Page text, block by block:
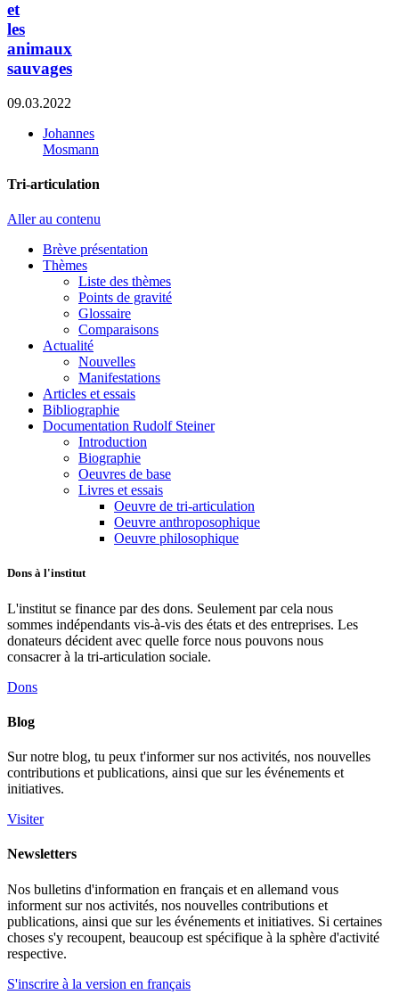
et
les
animaux
sauvages
09.03.2022
Johannes
Mosmann
Tri-articulation
Aller au contenu
Brève présentation
Thèmes
Liste des thèmes
Points de gravité
Glossaire
Comparaisons
Actualité
Nouvelles
Manifestations
Articles et essais
Bibliographie
Documentation Rudolf Steiner
Introduction
Biographie
Oeuvres de base
Livres et essais
Oeuvre de tri-articulation
Oeuvre anthroposophique
Oeuvre philosophique
Dons à l'institut
L'institut se finance par des dons. Seulement par cela nous
sommes indépendants vis-à-vis des états et des entreprises. Les
donateurs décident avec quelle force nous pouvons nous
consacrer à la tri-articulation sociale.
Dons
Blog
Sur notre blog, tu peux t'informer sur nos activités, nos nouvelles
contributions et publications, ainsi que sur les événements et
initiatives.
Visiter
Newsletters
Nos bulletins d'information en français et en allemand vous
informent sur nos activités, nos nouvelles contributions et
publications, ainsi que sur les événements et initiatives. Si certaines
choses s'y recoupent, beaucoup est spécifique à la sphère d'activité
respective.
S'inscrire à la version en français